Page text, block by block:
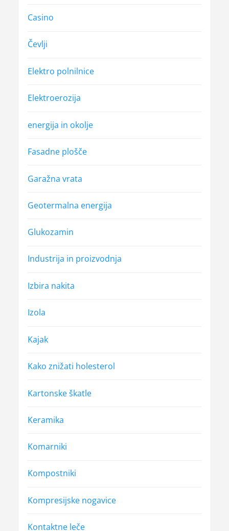
Casino
Čevlji
Elektro polnilnice
Elektroerozija
energija in okolje
Fasadne plošče
Garažna vrata
Geotermalna energija
Glukozamin
Industrija in proizvodnja
Izbira nakita
Izola
Kajak
Kako znižati holesterol
Kartonske škatle
Keramika
Komarniki
Kompostniki
Kompresijske nogavice
Kontaktne leče